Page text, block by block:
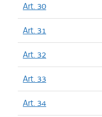
Art. 30
Art. 31
Art. 32
Art. 33
Art. 34